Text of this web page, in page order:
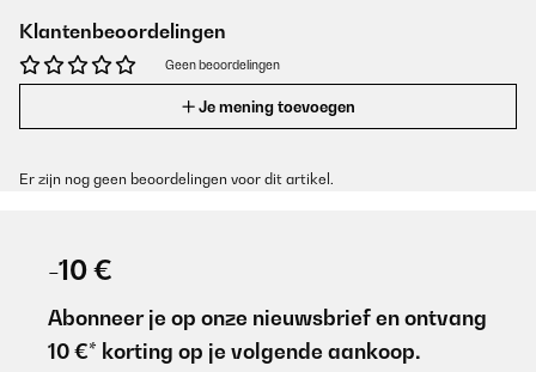
Klantenbeoordelingen
Geen beoordelingen
Je mening toevoegen
Er zijn nog geen beoordelingen voor dit artikel.
-10 €
Abonneer je op onze nieuwsbrief en ontvang
10 €* korting op je volgende aankoop.